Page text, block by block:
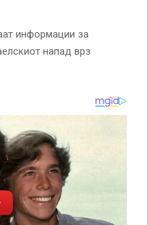
информации за
напад врз